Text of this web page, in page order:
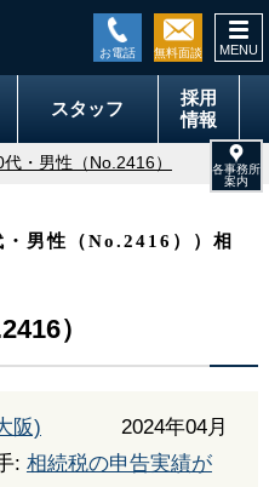
スタッフ
採用
情報
・男性（No.2416）
・男性（No.2416））相
）
阪)
2024年04月
: 相続税の申告実績が